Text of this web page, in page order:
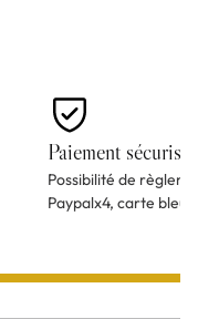
Paiement sécurisé
Possibilité de
Paypalx4, carte